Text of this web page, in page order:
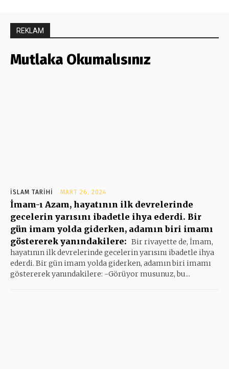
REKLAM
Mutlaka Okumalısınız
İSLAM TARIHI MART 26, 2024
İmam-ı Azam, hayatının ilk devrelerinde
gecelerin yarısını ibadetle ihya ederdi. Bir
gün imam yolda giderken, adamın biri imamı
göstererek yanındakilere: Bir rivayette de, İmam,
hayatının ilk devrelerinde gecelerin yarısını ibadetle ihya
ederdi. Bir gün imam yolda giderken, adamın biri imamı
göstererek yanındakilere: -Görüyor musunuz, bu...